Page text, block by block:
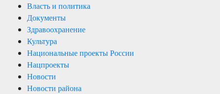
Власть и политика
Документы
Здравоохранение
Культура
Национальные проекты России
Нацпроекты
Новости
Новости района